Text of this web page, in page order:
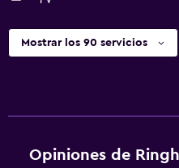
Mostrar los 90 servicios
Opiniones de